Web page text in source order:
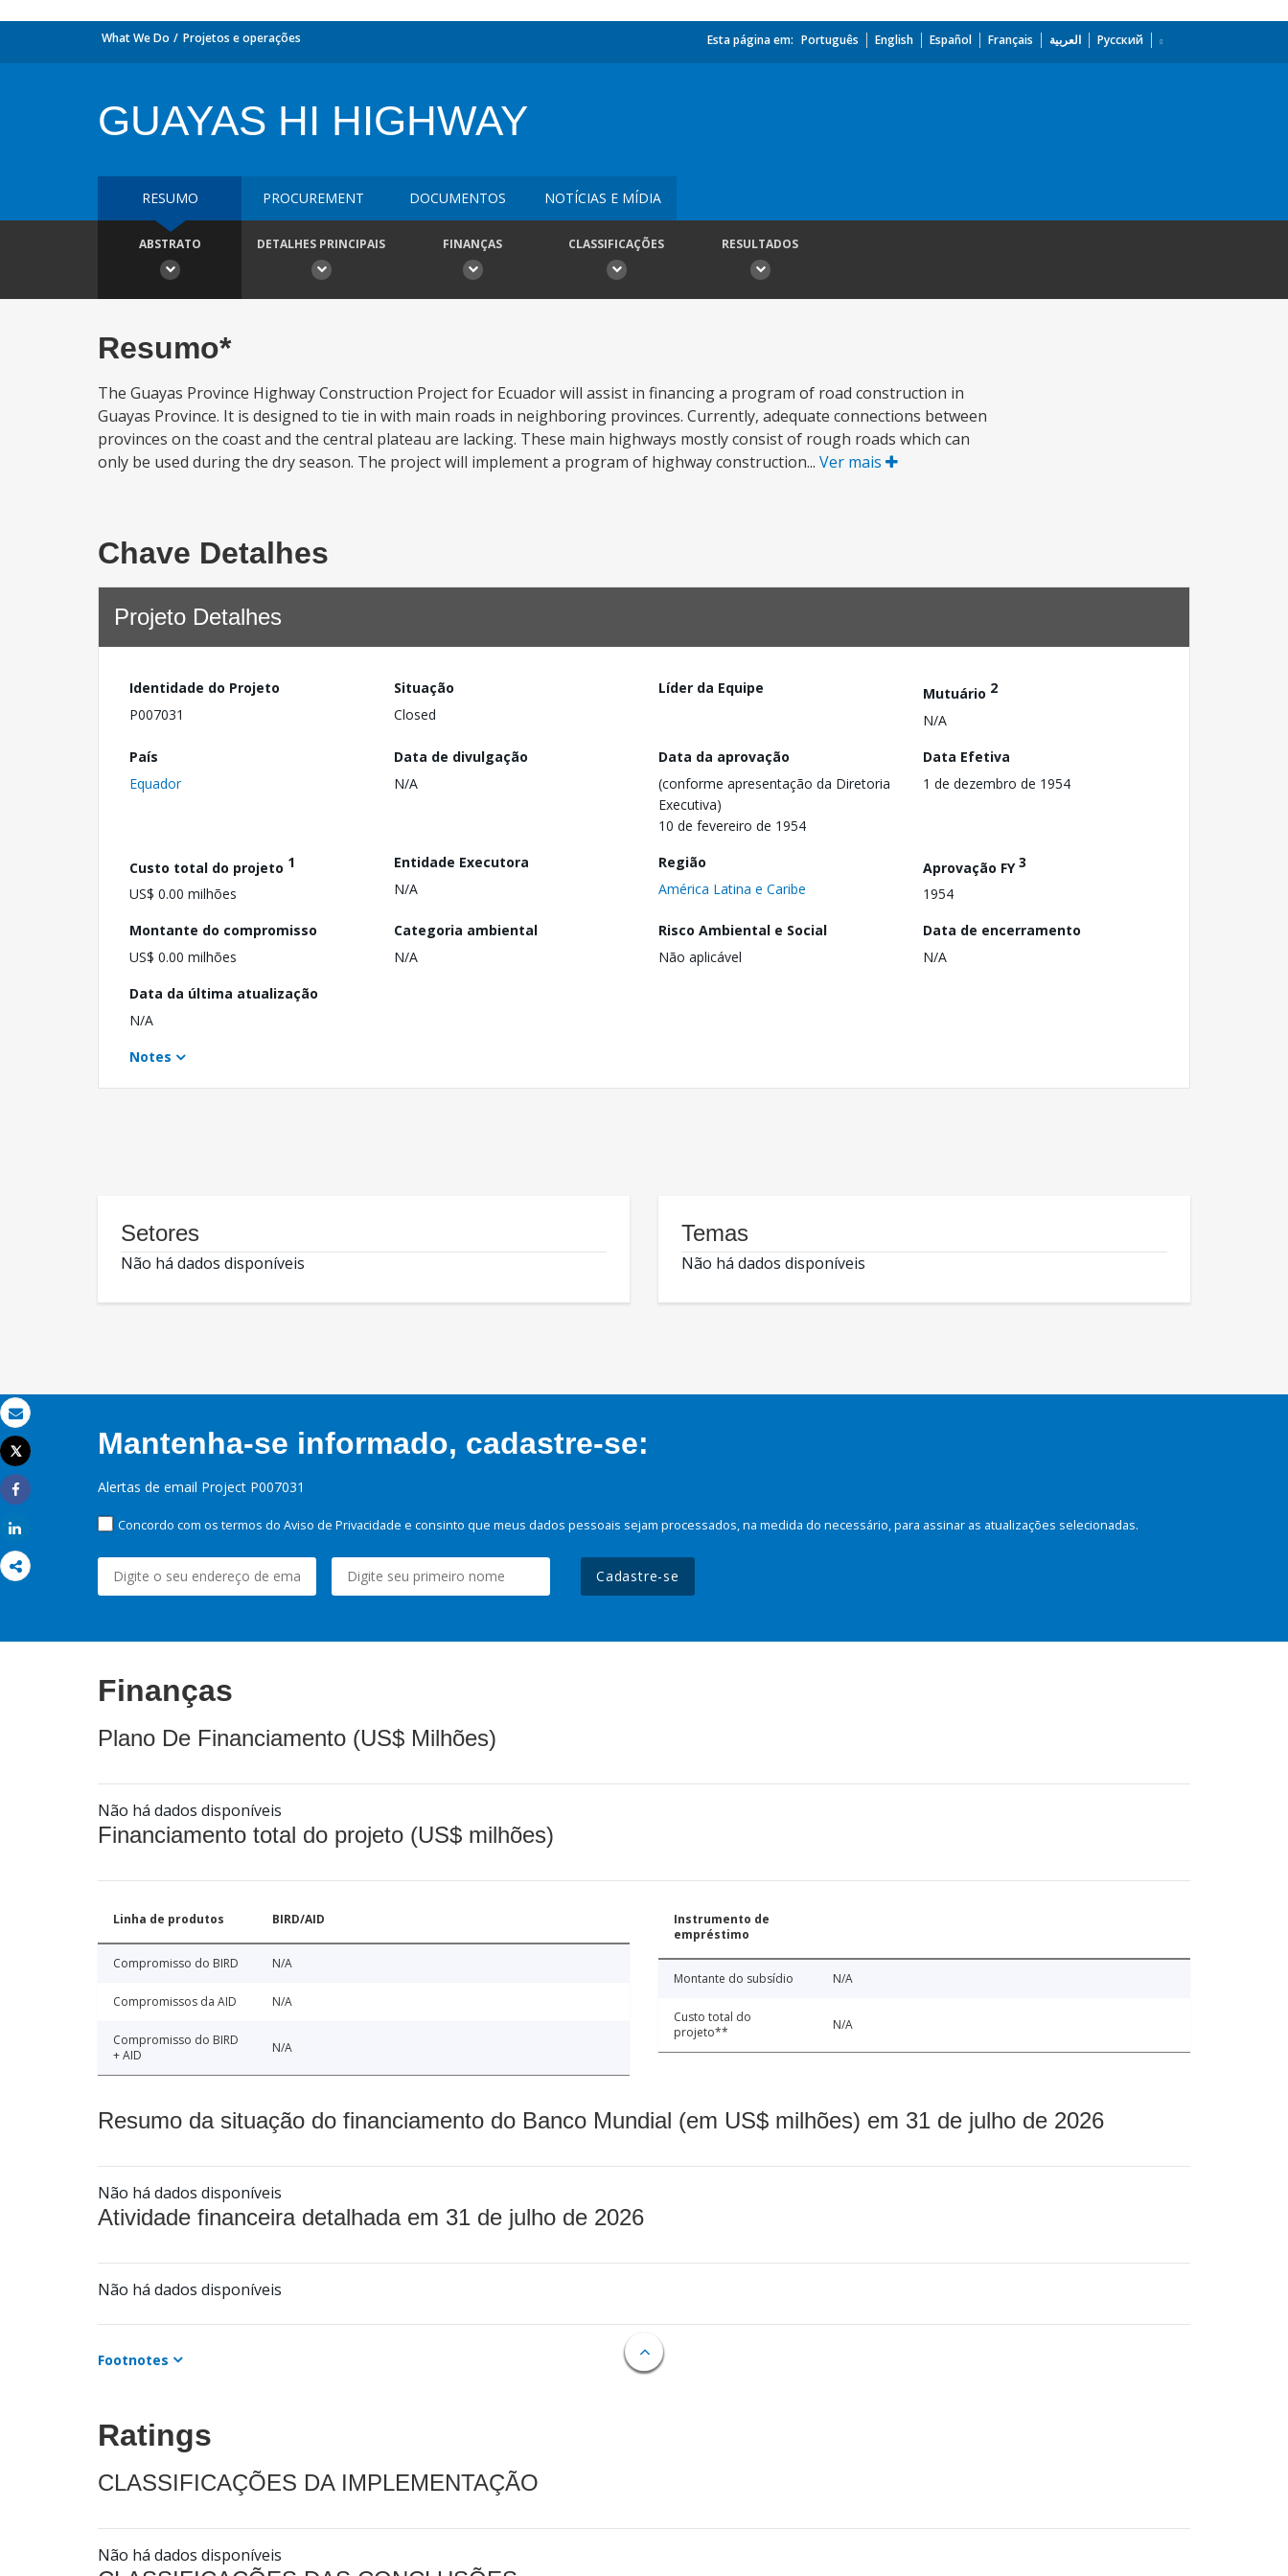
Email
Imprimir
Tweet
Share
What We Do Projetos e operações Esta página em: Português English Español Français العربية Русский
GUAYAS HI HIGHWAY
RESUMO PROCUREMENT DOCUMENTOS NOTÍCIAS E MÍDIA
ABSTRATO DETALHES PRINCIPAIS FINANÇAS CLASSIFICAÇÕES RESULTADOS
Resumo*
The Guayas Province Highway Construction Project for Ecuador will assist in financing a program of road construction in
Guayas Province. It is designed to tie in with main roads in neighboring provinces. Currently, adequate connections between
provinces on the coast and the central plateau are lacking. These main highways mostly consist of rough roads which can
only be used during the dry season. The project will implement a program of highway construction... Ver mais
Chave Detalhes
Projeto Detalhes
Identidade do Projeto
P007031
Situação
Closed
Líder da Equipe Mutuário 2
N/A
País
Equador
Data de divulgação
N/A
Data da aprovação
(conforme apresentação da Diretoria
Executiva)
10 de fevereiro de 1954
Data Efetiva
1 de dezembro de 1954
Custo total do projeto 1
US$ 0.00 milhões
Entidade Executora
N/A
Região
América Latina e Caribe
Aprovação FY3
1954
Montante do compromisso
US$ 0.00 milhões
Categoria ambiental
N/A
Risco Ambiental e Social
Não aplicável
Data de encerramento
N/A
Data da última atualização
N/A
Notes
Setores
Não há dados disponíveis
Temas
Não há dados disponíveis
Mantenha-se informado, cadastre-se:
Alertas de email Project P007031
Concordo com os termos do Aviso de Privacidade e consinto que meus dados pessoais sejam processados, na medida do necessário, para assinar as atualizações selecionadas.
Cadastre-se
Finanças
Plano De Financiamento (US$ Milhões)
Não há dados disponíveis
Financiamento total do projeto (US$ milhões)
Linha de produtos BIRD/AID
Compromisso do BIRD N/A
Compromissos da AID N/A
Compromisso do BIRD
+ AID
N/A
Instrumento de
empréstimo
Montante do subsídio N/A
Custo total do
projeto**
N/A
Resumo da situação do financiamento do Banco Mundial (em US$ milhões) em 31 de julho de 2026
Não há dados disponíveis
Atividade financeira detalhada em 31 de julho de 2026
Não há dados disponíveis
Footnotes
Ratings
CLASSIFICAÇÕES DA IMPLEMENTAÇÃO
Não há dados disponíveis